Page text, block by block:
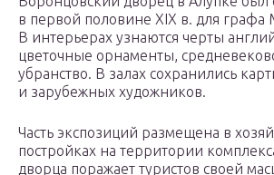
в первой половине XIX в. для графа
В интерьерах узнаются черты
цветочные орнаменты,
убранство. В залах сохранились
и зарубежных художников.
Часть экспозиций размещена в
постройках на территории
дворца поражает туристов своей